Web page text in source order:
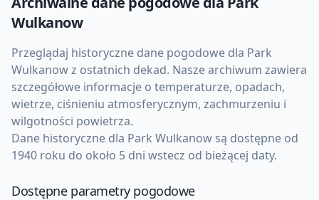
Wulkanow
Przeglądaj historyczne dane pogodowe dla Park
Wulkanowz ostatnich dekad. Nasze archiwum zawiera
szczegółowe informacje o temperaturze, opadach,
wietrze, ciśnieniu atmosferycznym, zachmurzeniu i
wilgotności powietrza.
Dane historyczne dla Park Wulkanow są dostępne od
1940 roku do około 5 dni wstecz od bieżącej daty.
Dostępne parametry pogodowe